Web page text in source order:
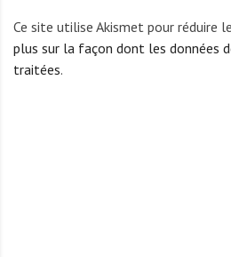
Ce site utilise Akismet pour réduire
plus sur la façon dont les données
traitées.